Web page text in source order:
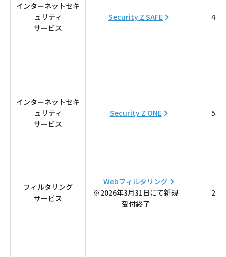
プライバシーポリシー
広告掲載のご案内
インターネットセキ
ュリティ
サービス
Security Z SAFE 440
インターネットセキ
ュリティ
サービス
Security Z ONE 550
フィルタリング
サービス
Webフィルタリング
※2026年3月31日にて新規
受付終了
220